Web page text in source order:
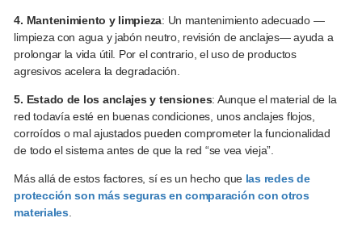
4. Mantenimiento y limpieza: Un mantenimiento adecuado —
limpieza con agua y jabón neutro, revisión de anclajes— ayuda a
prolongar la vida útil. Por el contrario, el uso de productos
agresivos acelera la degradación.
5. Estado de los anclajes y tensiones: Aunque el material de la
red todavía esté en buenas condiciones, unos anclajes flojos,
corroídos o mal ajustados pueden comprometer la funcionalidad
de todo el sistema antes de que la red “se vea vieja”.
Más allá de estos factores, sí es un hecho que las redes de
protección son más seguras en comparación con otros
materiales